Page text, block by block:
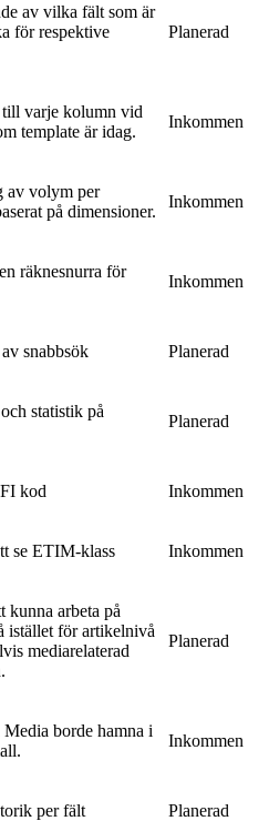
av vilka fält som är
för respektive
Planerad
varje kolumn vid
template är idag.
Inkommen
av volym per
på dimensioner.
Inkommen
räknesnurra för
Inkommen
snabbsök Planerad
statistik på
Planerad
kod Inkommen
se ETIM-klass Inkommen
kunna arbeta på
istället för artikelnivå
mediarelaterad
Planerad
borde hamna i
Inkommen
per fält Planerad